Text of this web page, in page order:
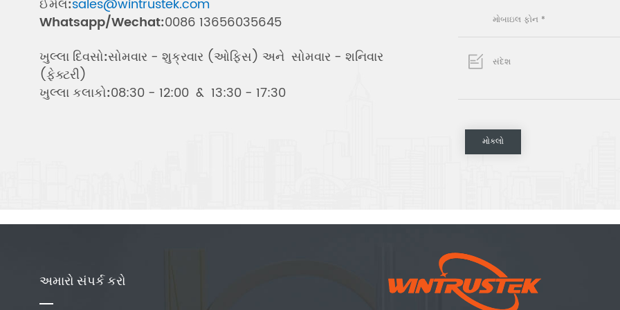
ઈમેલ:sales@wintrustek.com
Whatsapp/Wechat:0086 13656035645
ખુલ્લા દિવસો:સોમવાર - શુક્રવાર (ઓફિસ) અને સોમવાર - શનિવાર
(ફેક્ટરી)
ખુલ્લા કલાકો:08:30 - 12:00 & 13:30 - 17:30
અમારો સંપર્ક કરો